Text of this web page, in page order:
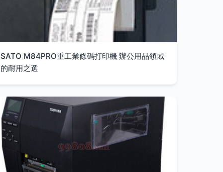
SATO M84PRO重工業條碼打印機 辦公用品領域
的耐用之選